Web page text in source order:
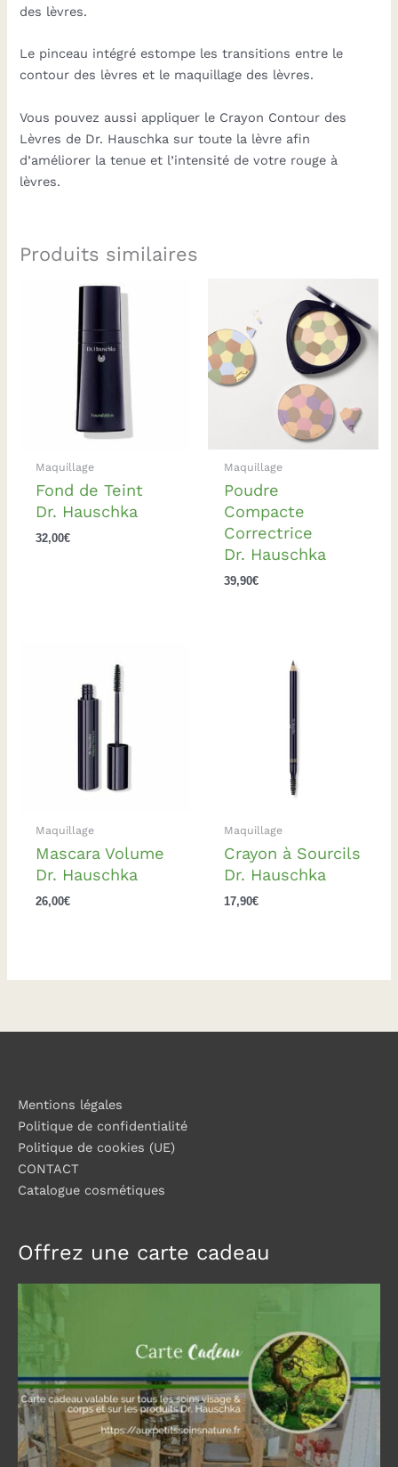
des lèvres.
Le pinceau intégré estompe les transitions entre le
contour des lèvres et le maquillage des lèvres.
Vous pouvez aussi appliquer le Crayon Contour des
Lèvres de Dr. Hauschka sur toute la lèvre afin
d’améliorer la tenue et l’intensité de votre rouge à
lèvres.
Produits similaires
Maquillage
Fond de Teint
Dr. Hauschka
32,00€
Maquillage
Poudre
Compacte
Correctrice
Dr. Hauschka
39,90€
Maquillage
Mascara Volume
Dr. Hauschka
26,00€
Maquillage
Crayon à Sourcils
Dr. Hauschka
17,90€
Mentions légales
Politique de confidentialité
Politique de cookies (UE)
CONTACT
Catalogue cosmétiques
Offrez une carte cadeau